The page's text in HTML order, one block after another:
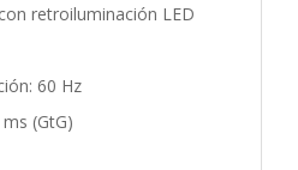
retroiluminación LED
60 Hz
(GtG)